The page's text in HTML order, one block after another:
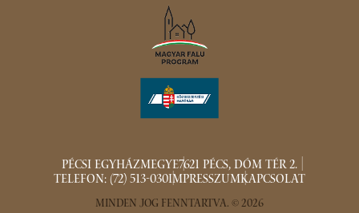
PÉCSI EGYHÁZMEGYE7621 PÉCS, DÓM TÉR 2.
TELEFON: (72) 513-030IMPRESSZUMKAPCSOLAT
MINDEN JOG FENNTARTVA. © 2026